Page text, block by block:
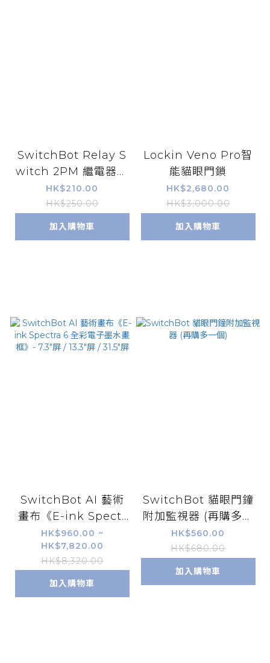
SwitchBot Relay S
witch 2PM 繼電器開
關 2PM
HK$210.00
HK$250.00
加入購物車
Lockin Veno Pro智
能貓眼門鎖
HK$2,680.00
HK$3,000.00
加入購物車
SwitchBot AI 藝術
畫布《E-ink Spectr
a 6 全彩電子墨水畫
框》- 7.3"屏 / 13.3"屏
/ 31.5"屏
HK$960.00 ~
HK$7,820.00
HK$8,320.00
加入購物車
SwitchBot 貓眼門鐘
附加監視器 (再購多一
個)
HK$560.00
HK$680.00
加入購物車